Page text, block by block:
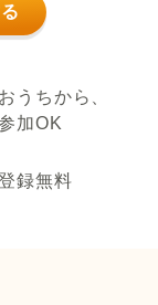
おうちから、
加OK
録無料